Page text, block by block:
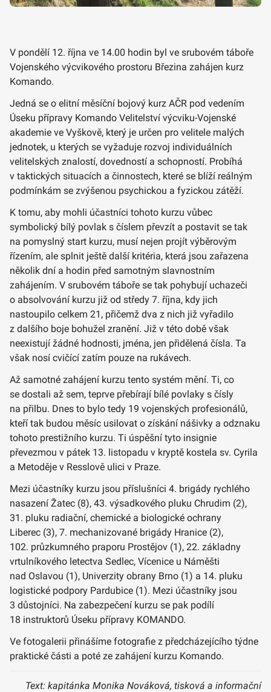
V pondělí 12. října ve 14.00 hodin byl ve srubovém táboře
Vojenského výcvikového prostoru Březina zahájen kurz
Komando.
Jedná se o elitní měsíční bojový kurz AČR pod vedením
Úseku přípravy Komando Velitelství výcviku-Vojenské
akademie ve Vyškově, který je určen pro velitele malých
jednotek, u kterých se vyžaduje rozvoj individuálních
velitelských znalostí, dovedností a schopností. Probíhá
v taktických situacích a činnostech, které se blíží reálným
podmínkám se zvýšenou psychickou a fyzickou zátěží.
K tomu, aby mohli účastníci tohoto kurzu vůbec
symbolický bílý povlak s číslem převzít a postavit se tak
na pomyslný start kurzu, musí nejen projít výběrovým
řízením, ale splnit ještě další kritéria, která jsou zařazena
několik dní a hodin před samotným slavnostním
zahájením. V srubovém táboře se tak pohybují uchazeči
o absolvování kurzu již od středy 7. října, kdy jich
nastoupilo celkem 21, přičemž dva z nich již vyřadilo
z dalšího boje bohužel zranění. Již v této době však
neexistují žádné hodnosti, jména, jen přidělená čísla. Ta
však nosí cvičící zatím pouze na rukávech.
Až samotné zahájení kurzu tento systém mění. Ti, co
se dostali až sem, teprve přebírají bílé povlaky s čísly
na přilbu. Dnes to bylo tedy 19 vojenských profesionálů,
kteří tak budou měsíc usilovat o získání nášivky a odznaku
tohoto prestižního kurzu. Ti úspěšní tyto insignie
převezmou v pátek 13. listopadu v kryptě kostela sv. Cyrila
a Metoděje v Resslově ulici v Praze.
Mezi účastníky kurzu jsou příslušníci 4. brigády rychlého
nasazení Žatec (8), 43. výsadkového pluku Chrudim (2),
31. pluku radiační, chemické a biologické ochrany
Liberec (3), 7. mechanizované brigády Hranice (2),
102. průzkumného praporu Prostějov (1), 22. základny
vrtulníkového letectva Sedlec, Vícenice u Náměšti
nad Oslavou (1), Univerzity obrany Brno (1) a 14. pluku
logistické podpory Pardubice (1). Mezi účastníky jsou
3 důstojníci. Na zabezpečení kurzu se pak podílí
18 instruktorů Úseku přípravy KOMANDO.
Ve fotogalerii přinášíme fotografie z předcházejícího týdne
praktické části a poté ze zahájení kurzu Komando.
Text: kapitánka Monika Nováková, tisková a informační